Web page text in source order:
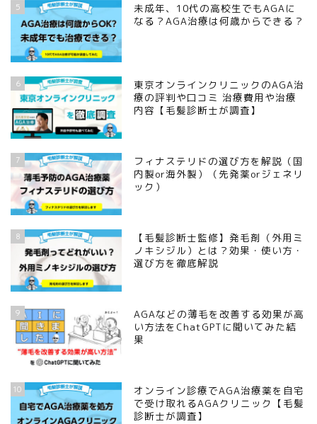
5
未成年、10代の高校生でもAGAに
なる？AGA治療は何歳からできる？
6
東京オンラインクリニックのAGA治
療の評判や口コミ 治療費用や治療
内容【毛髪診断士が調査】
7
フィナステリドの選び方を解説（国
内製or海外製）（先発薬orジェネリ
ック）
8
【毛髪診断士監修】発毛剤（外用ミ
ノキシジル）とは？効果・使い方・
選び方を徹底解説
9
AGAなどの薄毛を改善する効果が高
い方法をChatGPTに聞いてみた結
果
10
オンライン診療でAGA治療薬を自宅
で受け取れるAGAクリニック【毛髪
診断士が調査】